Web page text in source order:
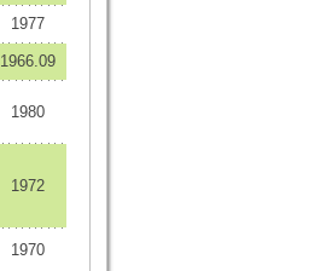
1977
1966.09
1980
1972
1970